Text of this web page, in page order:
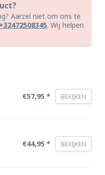
Aarzel niet om ons te
+32472508345. Wij helpen
€57,95 * BEKIJKEN
€44,95 * BEKIJKEN